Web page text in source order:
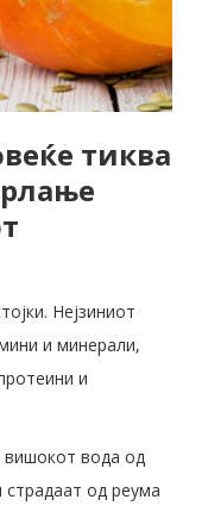
тиква
Нејзиниот
и минерали,
и
вода од
од реума